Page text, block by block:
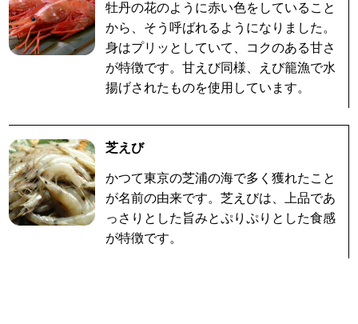
牡丹の花のように赤い色をしていること
から、そう呼ばれるようになりました。
身はプリッとしていて、コクのある甘さ
が特徴です。甘えび同様、えび籠漁で水
揚げされたものを使用しています。
芝えび
かつて東京の芝浦の海で多く獲れたこと
が名前の由来です。芝えびは、上品であ
っさりとした旨みとぷりぷりとした食感
が特徴です。